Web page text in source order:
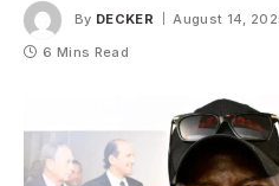
By DECKER August 14,
6 Mins Read